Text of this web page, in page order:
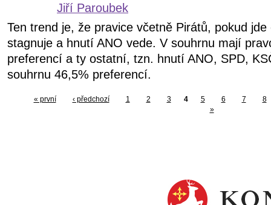
Jiří Paroubek
Ten trend je, že pravice včetně Pirátů, pokud
stagnuje a hnutí ANO vede. V souhrnu mají
preferencí a ty ostatní, tzn. hnutí ANO, SPD,
souhrnu 46,5% preferencí.
« první ‹ předchozí 1 2 3 4 5 6 7
8
»